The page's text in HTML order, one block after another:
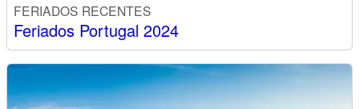
FERIADOS RECENTES
Feriados Portugal 2024